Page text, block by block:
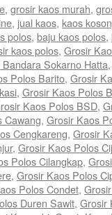
, grosir kaos murah,
, jual kaos, kaos
polos, baju kaos polos,
kaos polos, Grosir
Sokarno Hatta
Polos Barito, Grosir
, Grosir Kaos Polos
Kaos Polos BSD,
Cawang, Grosir Kaos
Cengkareng, Grosir
, Grosir Kaos Polos
Polos Cilangkap,
, Grosir Kaos Polos
Polos Condet,
Duren Sawit, Grosir